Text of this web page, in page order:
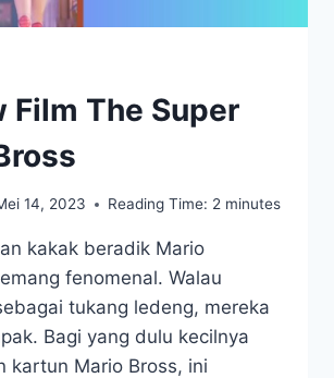
Film The Super
14, 2023 Reading Time: 2 minutes
kakak beradik Mario
fenomenal. Walau
tukang ledeng, mereka
Bagi yang dulu kecilnya
kartun Mario Bross, ini